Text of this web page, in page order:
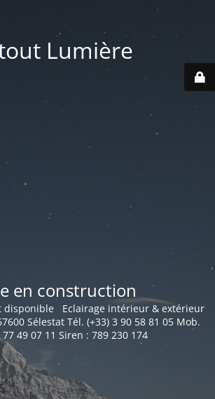
Lumière
en construction
disponible Eclairage intérieur & extérieur
Sélestat Tél. (+33) 3 90 58 81 05 Mob.
77 49 07 11 Siren : 789 230 174